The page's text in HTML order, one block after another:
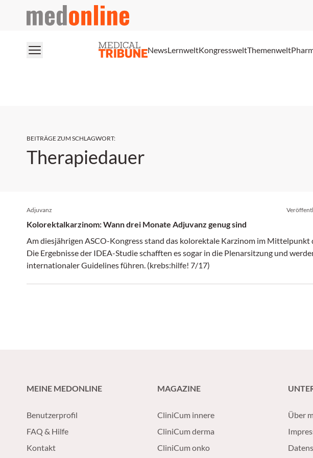
medonline
NewsLernweltKongressweltThemenwelt
BEITRÄGE ZUM SCHLAGWORT:
Therapiedauer
Adjuvanz
Kolorektalkarzinom: Wann drei Monate Adjuvanz genug sind
Am diesjährigen ASCO-Kongress stand das kolorektale Karzinom im Mittelpunkt
Die Ergebnisse der IDEA-Studie schafften es sogar in die Plenarsitzung und
internationaler Guidelines führen. (krebs:hilfe! 7/17)
MEINE MEDONLINE
Benutzerprofil
FAQ & Hilfe
Kontakt
MAGAZINE
CliniCum innere
CliniCum derma
CliniCum onko
Über